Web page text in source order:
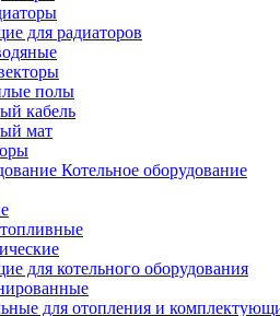
для радиаторов
полы
кабель
мат
Котельное оборудование
для котельного оборудования